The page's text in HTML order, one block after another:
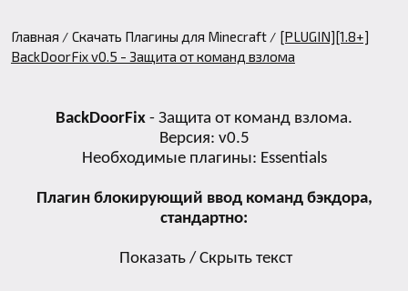
Главная Скачать Плагины для Minecraft
[PLUGIN][1.8+]
BackDoorFix v0.5 - Защита от команд взлома
BackDoorFix - Защита от команд взлома.
Версия: v0.5
Необходимые плагины: Essentials
Плагин блокирующий ввод команд бэкдора,
стандартно:
Показать / Скрыть текст